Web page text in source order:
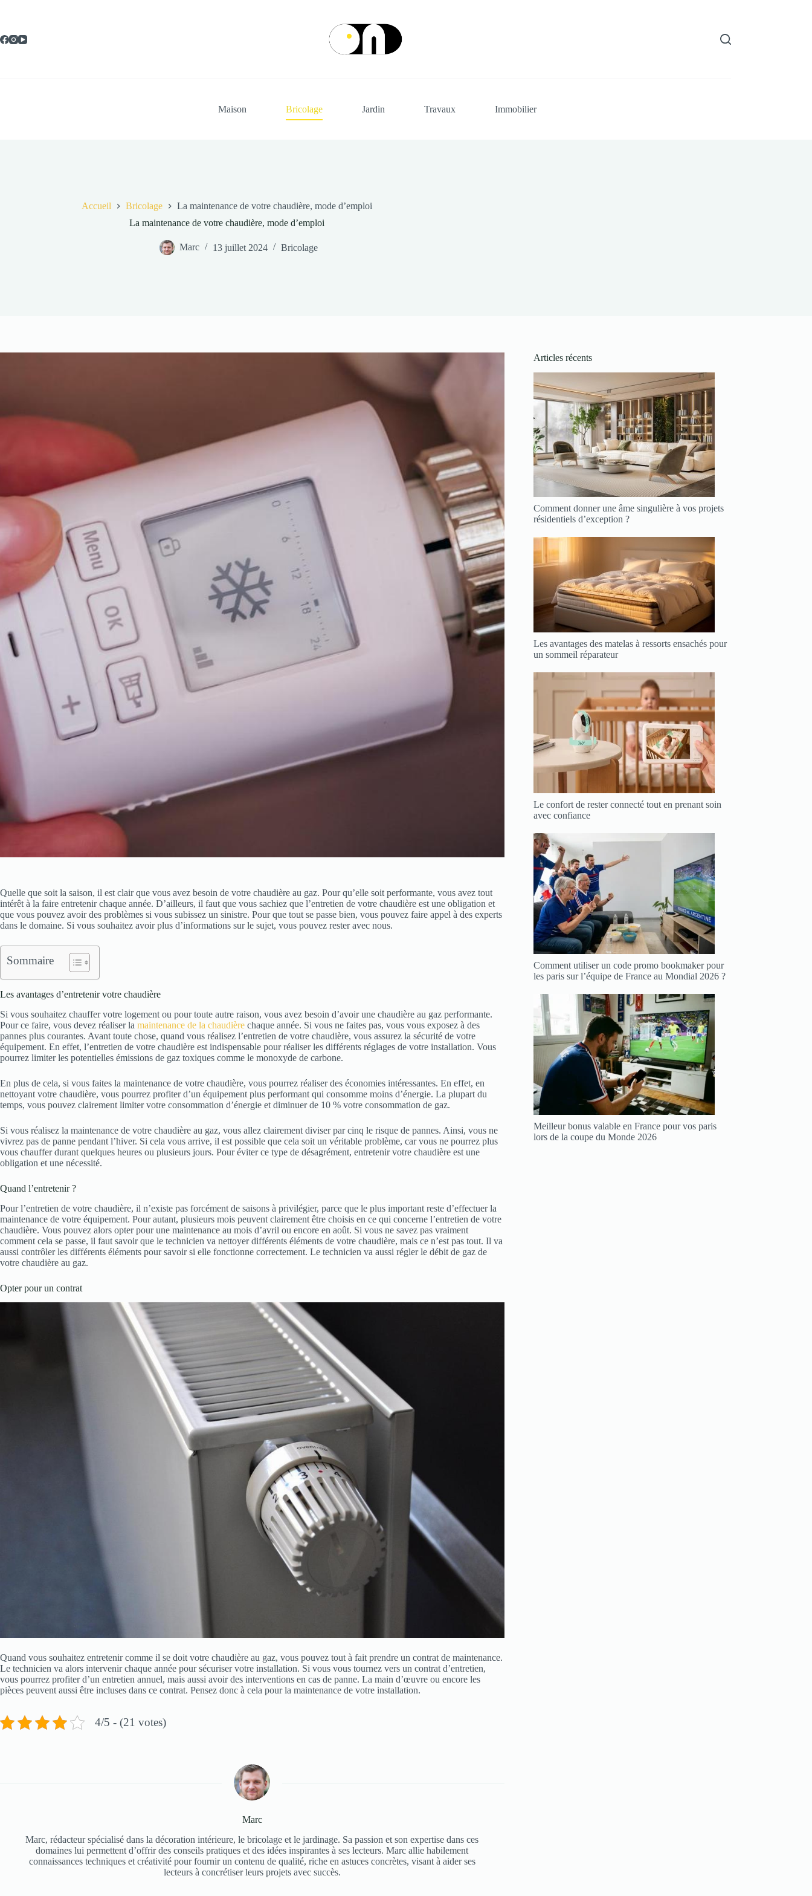
Maison Bricolage Jardin Travaux Immobilier
Accueil Bricolage
La maintenance de votre chaudière, mode d’emploi
La maintenance de votre chaudière, mode d’emploi
Marc 13 juillet 2024 Bricolage
Quelle que soit la saison, il est clair que vous avez besoin de votre chaudière au gaz. Pour qu’elle soit performante, vous avez tout
intérêt à la faire entretenir chaque année. D’ailleurs, il faut que vous sachiez que l’entretien de votre chaudière est une obligation et
que vous pouvez avoir des problèmes si vous subissez un sinistre. Pour que tout se passe bien, vous pouvez faire appel à des experts
dans le domaine. Si vous souhaitez avoir plus d’informations sur le sujet, vous pouvez rester avec nous.
Sommaire
Les avantages d’entretenir votre chaudière
Si vous souhaitez chauffer votre logement ou pour toute autre raison, vous avez besoin d’avoir une chaudière au gaz performante.
Pour ce faire, vous devez réaliser la maintenance de la chaudière chaque année. Si vous ne faites pas, vous vous exposez à des
pannes plus courantes. Avant toute chose, quand vous réalisez l’entretien de votre chaudière, vous assurez la sécurité de votre
équipement. En effet, l’entretien de votre chaudière est indispensable pour réaliser les différents réglages de votre installation. Vous
pourrez limiter les potentielles émissions de gaz toxiques comme le monoxyde de carbone.
En plus de cela, si vous faites la maintenance de votre chaudière, vous pourrez réaliser des économies intéressantes. En effet, en
nettoyant votre chaudière, vous pourrez profiter d’un équipement plus performant qui consomme moins d’énergie. La plupart du
temps, vous pouvez clairement limiter votre consommation d’énergie et diminuer de 10 % votre consommation de gaz.
Si vous réalisez la maintenance de votre chaudière au gaz, vous allez clairement diviser par cinq le risque de pannes. Ainsi, vous ne
vivrez pas de panne pendant l’hiver. Si cela vous arrive, il est possible que cela soit un véritable problème, car vous ne pourrez plus
vous chauffer durant quelques heures ou plusieurs jours. Pour éviter ce type de désagrément, entretenir votre chaudière est une
obligation et une nécessité.
Quand l’entretenir ?
Pour l’entretien de votre chaudière, il n’existe pas forcément de saisons à privilégier, parce que le plus important reste d’effectuer la
maintenance de votre équipement. Pour autant, plusieurs mois peuvent clairement être choisis en ce qui concerne l’entretien de votre
chaudière. Vous pouvez alors opter pour une maintenance au mois d’avril ou encore en août. Si vous ne savez pas vraiment
comment cela se passe, il faut savoir que le technicien va nettoyer différents éléments de votre chaudière, mais ce n’est pas tout. Il va
aussi contrôler les différents éléments pour savoir si elle fonctionne correctement. Le technicien va aussi régler le débit de gaz de
votre chaudière au gaz.
Opter pour un contrat
Quand vous souhaitez entretenir comme il se doit votre chaudière au gaz, vous pouvez tout à fait prendre un contrat de maintenance.
Le technicien va alors intervenir chaque année pour sécuriser votre installation. Si vous vous tournez vers un contrat d’entretien,
vous pourrez profiter d’un entretien annuel, mais aussi avoir des interventions en cas de panne. La main d’œuvre ou encore les
pièces peuvent aussi être incluses dans ce contrat. Pensez donc à cela pour la maintenance de votre installation.
4/5 - (21 votes)
Marc
Marc, rédacteur spécialisé dans la décoration intérieure, le bricolage et le jardinage. Sa passion et son expertise dans ces
domaines lui permettent d’offrir des conseils pratiques et des idées inspirantes à ses lecteurs. Marc allie habilement
connaissances techniques et créativité pour fournir un contenu de qualité, riche en astuces concrètes, visant à aider ses
lecteurs à concrétiser leurs projets avec succès.
Articles récents
Comment donner une âme singulière à vos projets
résidentiels d’exception ?
Les avantages des matelas à ressorts ensachés pour
un sommeil réparateur
Le confort de rester connecté tout en prenant soin
avec confiance
Comment utiliser un code promo bookmaker pour
les paris sur l’équipe de France au Mondial 2026 ?
Meilleur bonus valable en France pour vos paris
lors de la coupe du Monde 2026